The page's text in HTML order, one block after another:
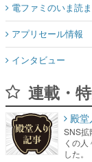
電ファミのいま読
アプリセール情報
インタビュー
連載・
殿
SNS拡
くの
した。